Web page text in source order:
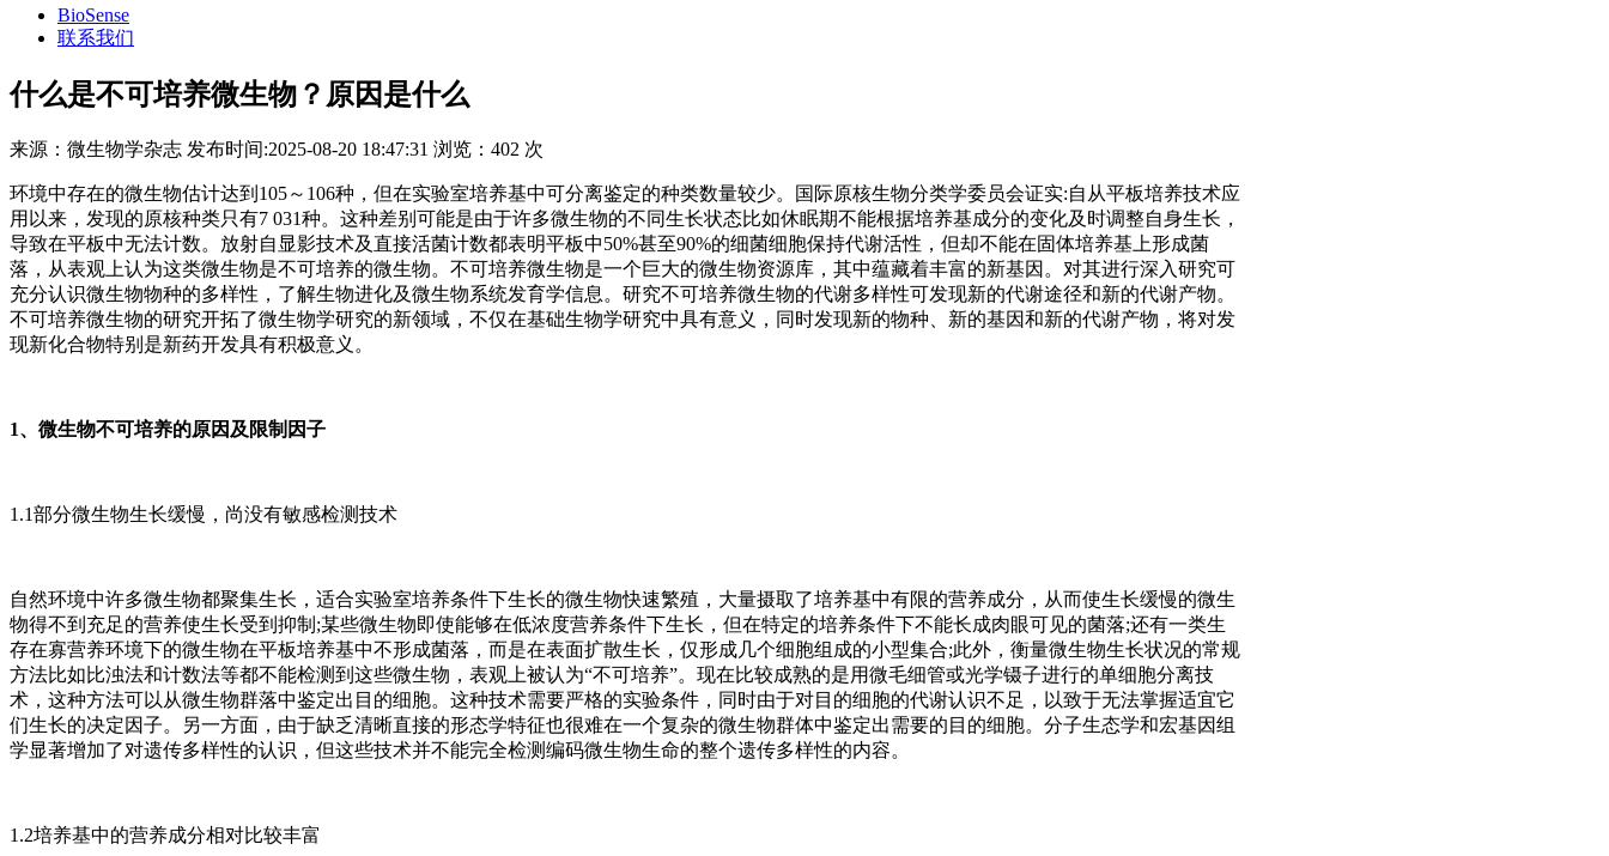
BioSense
联系我们
什么是不可培养微生物？原因是什么
来源： 微生物学杂志 发布时间:2025-08-20 18:47:31 浏览： 402 次
环境中存在的微生物估计达到105～106种，但在实验室培养基中可分离鉴定的种类数量较少。国际原核生物分类学委员会证实:自从平板培养技术应
用以来，发现的原核种类只有7 031种。这种差别可能是由于许多微生物的不同生长状态比如休眠期不能根据培养基成分的变化及时调整自身生长，
导致在平板中无法计数。放射自显影技术及直接活菌计数都表明平板中50%甚至90%的细菌细胞保持代谢活性，但却不能在固体培养基上形成菌
落，从表观上认为这类微生物是不可培养的微生物。不可培养微生物是一个巨大的微生物资源库，其中蕴藏着丰富的新基因。对其进行深入研究可
充分认识微生物物种的多样性，了解生物进化及微生物系统发育学信息。研究不可培养微生物的代谢多样性可发现新的代谢途径和新的代谢产物。
不可培养微生物的研究开拓了微生物学研究的新领域，不仅在基础生物学研究中具有意义，同时发现新的物种、新的基因和新的代谢产物，将对发
现新化合物特别是新药开发具有积极意义。
1、微生物不可培养的原因及限制因子
1.1部分微生物生长缓慢，尚没有敏感检测技术
自然环境中许多微生物都聚集生长，适合实验室培养条件下生长的微生物快速繁殖，大量摄取了培养基中有限的营养成分，从而使生长缓慢的微生
物得不到充足的营养使生长受到抑制;某些微生物即使能够在低浓度营养条件下生长，但在特定的培养条件下不能长成肉眼可见的菌落;还有一类生
存在寡营养环境下的微生物在平板培养基中不形成菌落，而是在表面扩散生长，仅形成几个细胞组成的小型集合;此外，衡量微生物生长状况的常规
方法比如比浊法和计数法等都不能检测到这些微生物，表观上被认为“不可培养”。现在比较成熟的是用微毛细管或光学镊子进行的单细胞分离技
术，这种方法可以从微生物群落中鉴定出目的细胞。这种技术需要严格的实验条件，同时由于对目的细胞的代谢认识不足，以致于无法掌握适宜它
们生长的决定因子。另一方面，由于缺乏清晰直接的形态学特征也很难在一个复杂的微生物群体中鉴定出需要的目的细胞。分子生态学和宏基因组
学显著增加了对遗传多样性的认识，但这些技术并不能完全检测编码微生物生命的整个遗传多样性的内容。
1.2培养基中的营养成分相对比较丰富